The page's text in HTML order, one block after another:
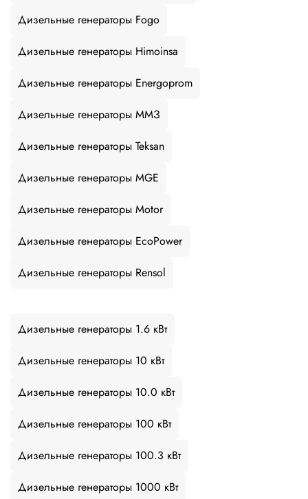
Дизельные генераторы Fogo
Дизельные генераторы Himoinsa
Дизельные генераторы Energoprom
Дизельные генераторы ММЗ
Дизельные генераторы Teksan
Дизельные генераторы MGE
Дизельные генераторы Motor
Дизельные генераторы EcoPower
Дизельные генераторы Rensol
Дизельные генераторы 1.6 кВт
Дизельные генераторы 10 кВт
Дизельные генераторы 10.0 кВт
Дизельные генераторы 100 кВт
Дизельные генераторы 100.3 кВт
Дизельные генераторы 1000 кВт